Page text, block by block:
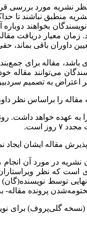
که نویسندگان بخواهند
معیار دریافت
داوران باقی
داور روش‌شناسی و آماری
تعیین داوران تا اعلام جمع‌بندی نظر داوران به
اعتراض به تصمیم سردبیر
عهده خواهد داشت.
است.
مقاله ایشان ایجاد
در مورد آن انجام
است که نظر
توسط
پرونده مقاله-
گلی‌پروف) برای